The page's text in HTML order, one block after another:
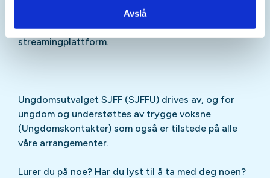
Avslå
påInstagram
TikTokog vår egenpodcastpå din favoritt-
streamingplattform.
Ungdomsutvalget SJFF (SJFFU) drives av, og for
ungdom og understøttes av trygge voksne
(Ungdomskontakter) som også er tilstede på alle
våre arrangementer.
Lurer du på noe? Har du lyst til å ta med deg noen?